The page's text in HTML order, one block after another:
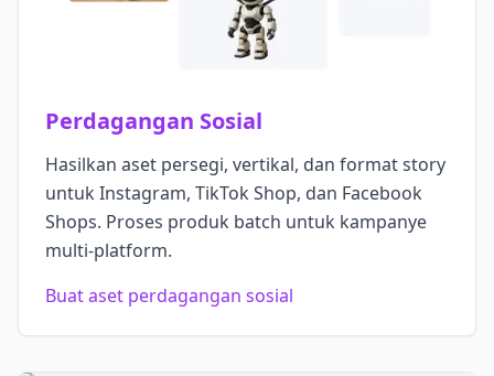
Perdagangan Sosial
Hasilkan aset persegi, vertikal, dan format story
untuk Instagram, TikTok Shop, dan Facebook
Shops. Proses produk batch untuk kampanye
multi-platform.
Buat aset perdagangan sosial